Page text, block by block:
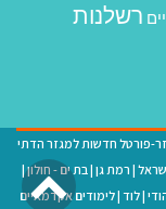
רשלנות
פורטל חדשות למגזר הדתי
| רמת גן |בת ים - חולון|
|לוד |לימודים אקדמאיים